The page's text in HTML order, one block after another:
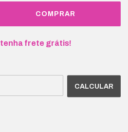
tenha frete grátis!
CALCULAR